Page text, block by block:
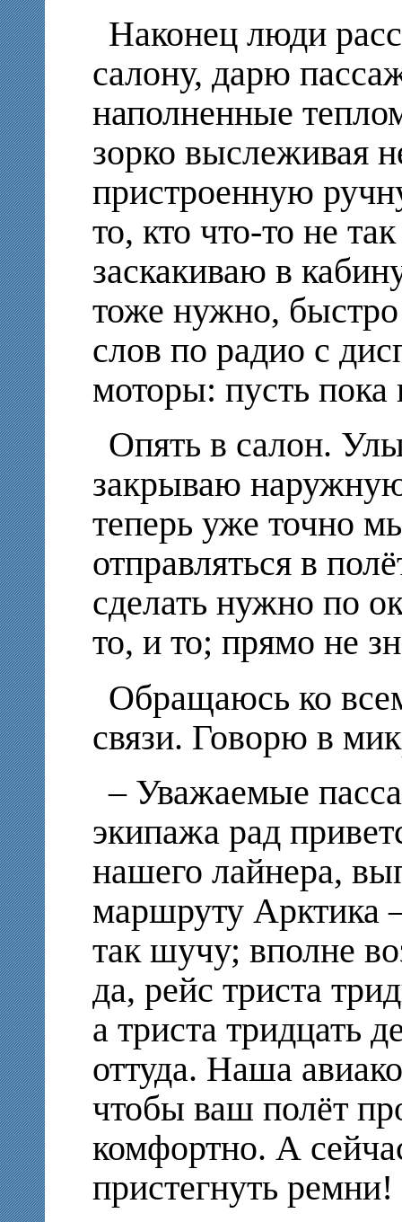
Наконец люди
салону, дарю
наполненные
зорко выслеживая
пристроенную
то, кто что-то не
заскакиваю в
тоже нужно,
слов по радио с
моторы: пусть пока
Опять в салон.
закрываю
теперь уже точно
отправляться в
сделать нужно по
то, и то; прямо не
Обращаюсь ко
связи. Говорю в
– Уважаемые
экипажа рад
нашего лайнера,
маршруту Арктика
так шучу; вполне
да, рейс триста
а триста тридцать
оттуда. Наша
чтобы ваш полёт
комфортно. А
пристегнуть ремни!